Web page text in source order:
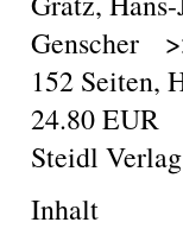
Genscher
152 Seiten,
24.80 EUR
Steidl
Inhalt